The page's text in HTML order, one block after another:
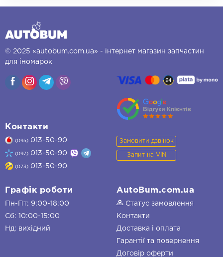
© 2025 «autobum.com.ua» - інтернет магазин запчастин
для іномарок
Контакти
(095) 013-50-90
(097) 013-50-90
(073) 013-50-90
Замовити дзвінок
Запит на VIN
Графік роботи
Пн-Пт: 9:00-18:00
Сб: 10:00-15:00
Нд: вихідний
AutoBum.com.ua
Статус замовлення
Контакти
Доставка і оплата
Гарантії та повернення
Договір оферти